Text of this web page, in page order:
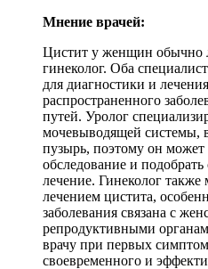
Мнение врачей:
Цистит у женщин обычно
гинеколог. Оба
для диагностики и
распространенного
путей. Уролог
мочевыводящей системы,
пузырь, поэтому он
обследование и
лечение. Гинеколог также
лечением цистита,
заболевания связана с
репродуктивными
врачу при первых
своевременного и